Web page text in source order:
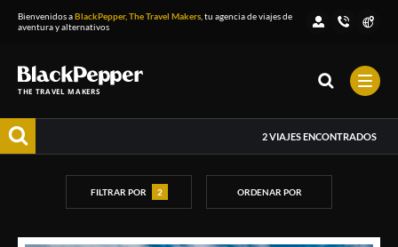
Bienvenidos aBlackPepper, The Travel Makers , tu agencia de viajes de
aventura y alternativos
THE TRAVEL MAKERS
2VIAJES ENCONTRADOS
FILTRAR POR 2 ORDENAR POR